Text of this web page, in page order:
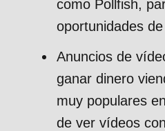
como Pollfish,
oportunidades
Anuncios de
ganar dinero
muy populares
de ver vídeos